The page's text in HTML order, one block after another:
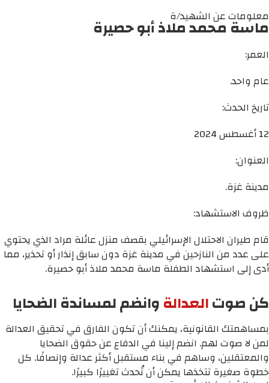
معلومات عن الشهيد/ة
ماسة محمد ملاذ أبو حصيرة
العمر:
عام واحد.
تاريخ الحدث:
12 أغسطس 2024
العنوان:
مدينة غزة.
ظروف الاستشهاد:
قام طيران الاحتلال الإسرائيلي بقصف منزل عائلة مراد الذي يحتوي
على عدد من النازحين في مدينة غزة دون سابق إنذار أو تحذير، مما
أدى إلى استشهاد الطفلة ماسة محمد ملاذ أبو حصيرة.
كن صوتالعدالةوانضم لمساندة الضحايا
بمساهمتك القانونية، يمكنك أن تكون الفارق في تحقيق العدالة
لمن لا صوت لهم. انضم إلينا في الدفاع عن حقوق الضحايا
والمعتقلين، وساهم في بناء مستقبل أكثر عدالة وإنصافًا. كل
خطوة صغيرة تتخذها يمكن أن تُحدث تغييرًا كبيرًا.